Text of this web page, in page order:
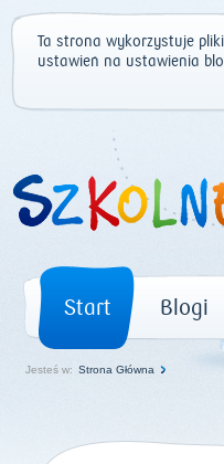
Ta strona wykorzystuje
ustawień na ustawienia
Start Blogi
Jesteś w: Strona Główna